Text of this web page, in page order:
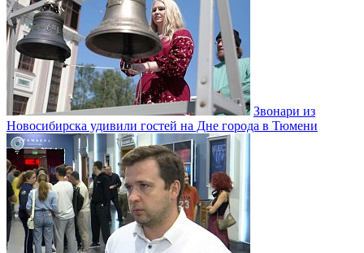
Звонари из
Новосибирска удивили гостей на Дне города в Тюмени